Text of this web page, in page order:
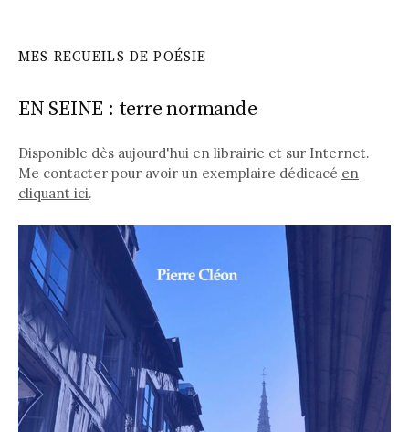
MES RECUEILS DE POÉSIE
EN SEINE : terre normande
Disponible dès aujourd'hui en librairie et sur Internet.
Me contacter pour avoir un exemplaire dédicacé en
cliquant ici.